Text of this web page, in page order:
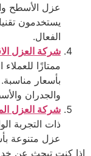
عزل الأسطح
يستخدمون
الفعال.
شركة العزل
ممتازًا
بأسعار
والجدران
شركة العزل
ذات التجربة
عزل متنوعة
إذا كنت تبحث عن